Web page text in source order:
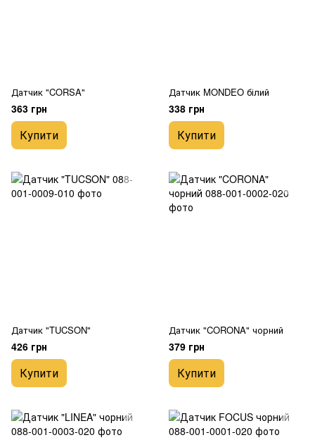
Датчик "CORSA"
363 грн
Купити
Датчик MONDEO білий
338 грн
Купити
Датчик "TUCSON"
426 грн
Купити
Датчик "CORONA" чорний
379 грн
Купити